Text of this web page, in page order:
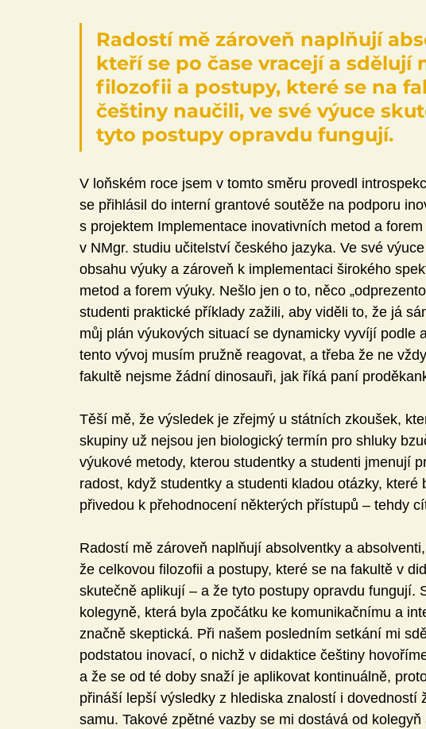
Radostí mě zároveň naplňují
kteří se po čase vracejí a sdělují
filozofii a postupy, které se na
češtiny naučili, ve své výuce
tyto postupy opravdu fungují.
V loňském roce jsem v tomto směru provedl
se přihlásil do interní grantové soutěže na podporu
s projektem Implementace inovativních metod a
v NMgr. studiu učitelství českého jazyka. Ve své
obsahu výuky a zároveň k implementaci širokého
metod a forem výuky. Nešlo jen o to, něco
studenti praktické příklady zažili, aby viděli to, že já
můj plán výukových situací se dynamicky vyvíjí podle
tento vývoj musím pružně reagovat, a třeba že ne
fakultě nejsme žádní dinosauři, jak říká paní
Těší mě, že výsledek je zřejmý u státních zkoušek,
skupiny už nejsou jen biologický termín pro shluky
výukové metody, kterou studentky a studenti jmenují
radost, když studentky a studenti kladou otázky,
přivedou k přehodnocení některých přístupů – tehdy
Radostí mě zároveň naplňují absolventky a
že celkovou filozofii a postupy, které se na fakultě v
skutečně aplikují – a že tyto postupy opravdu fungují.
kolegyně, která byla zpočátku ke komunikačnímu a
značně skeptická. Při našem posledním setkání mi
podstatou inovací, o nichž v didaktice češtiny
a že se od té doby snaží je aplikovat kontinuálně,
přináší lepší výsledky z hlediska znalostí i dovedností
samu. Takové zpětné vazby se mi dostává od